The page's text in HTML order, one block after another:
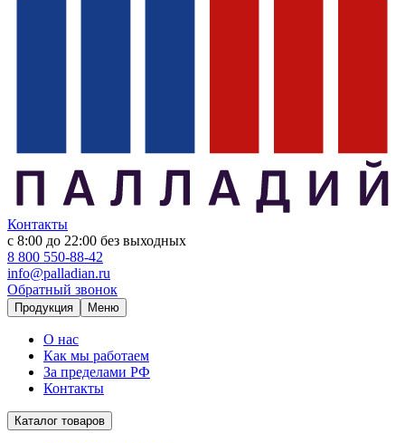
Контакты
с 8:00 до 22:00 без выходных
8 800 550-88-42
info@palladian.ru
Обратный звонок
Продукция Меню
О нас
Как мы работаем
За пределами РФ
Контакты
Каталог товаров